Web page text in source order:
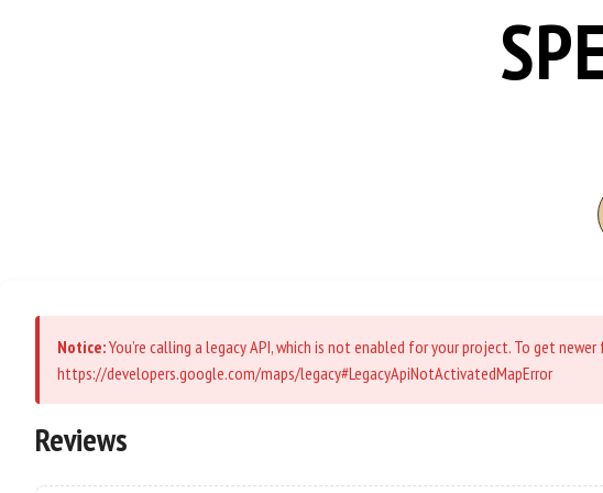
Notice:You’re calling a legacy API, which is not enabled for your project. To get
https://developers.google.com/maps/legacy#LegacyApiNotActivatedMapError
Reviews